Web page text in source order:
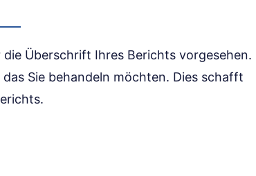
Überschrift Ihres Berichts vorgesehen.
Sie behandeln möchten. Dies schafft